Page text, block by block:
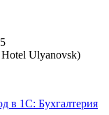
Ulyanovsk)
в 1С: Бухгалтерия